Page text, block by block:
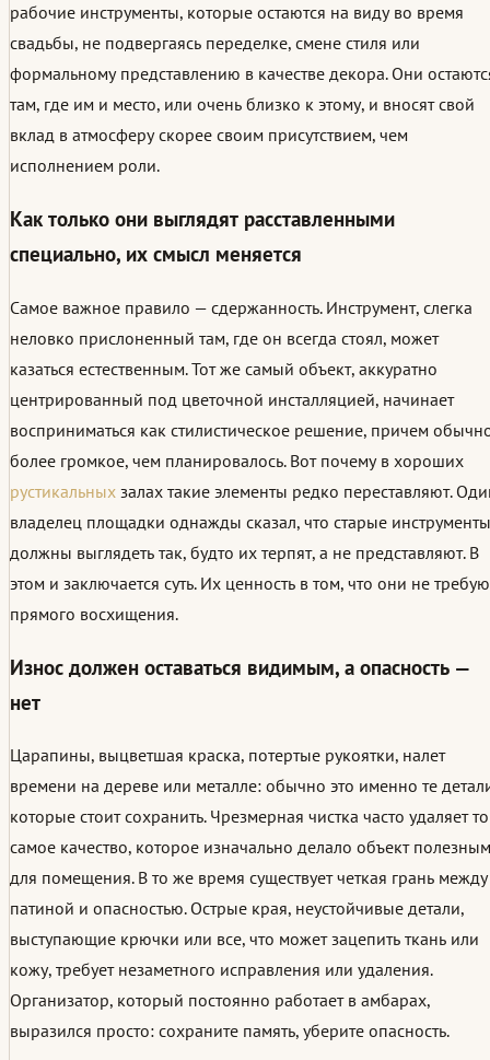
рабочие инструменты, которые остаются на виду во время
свадьбы, не подвергаясь переделке, смене стиля или
формальному представлению в качестве декора. Они
там, где им и место, или очень близко к этому, и вносят свой
вклад в атмосферу скорее своим присутствием, чем
исполнением роли.
Как только они выглядят расставленными
специально, их смысл меняется
Самое важное правило — сдержанность. Инструмент, слегка
неловко прислоненный там, где он всегда стоял, может
казаться естественным. Тот же самый объект, аккуратно
центрированный под цветочной инсталляцией, начинает
восприниматься как стилистическое решение, причем
более громкое, чем планировалось. Вот почему в хороших
рустикальных залах такие элементы редко переставляют.
владелец площадки однажды сказал, что старые инструменты
должны выглядеть так, будто их терпят, а не представляют. В
этом и заключается суть. Их ценность в том, что они не
прямого восхищения.
Износ должен оставаться видимым, а опасность —
нет
Царапины, выцветшая краска, потертые рукоятки, налет
времени на дереве или металле: обычно это именно те
которые стоит сохранить. Чрезмерная чистка часто удаляет то
самое качество, которое изначально делало объект полезным
для помещения. В то же время существует четкая грань между
патиной и опасностью. Острые края, неустойчивые детали,
выступающие крючки или все, что может зацепить ткань или
кожу, требует незаметного исправления или удаления.
Организатор, который постоянно работает в амбарах,
выразился просто: сохраните память, уберите опасность.